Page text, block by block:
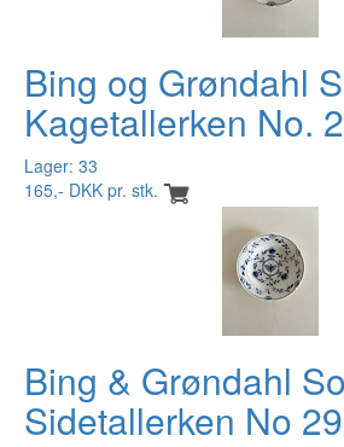
Bing og Grøndahl
Kagetallerken No.
Lager: 33
165,- DKK pr. stk.
Bing & Grøndahl
Sidetallerken No 29